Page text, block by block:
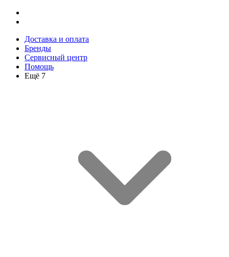
Доставка и оплата
Бренды
Сервисный центр
Помощь
Ещё 7